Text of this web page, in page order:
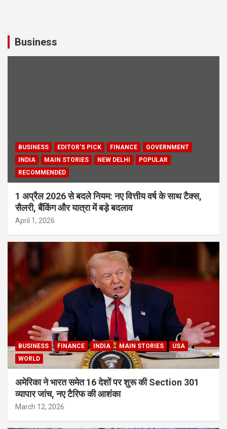
Business
BUSINESS EDITOR'S PICK FINANCE
GOVERNMENT
INDIA
MAIN STORIES NEW DELHI
POPULAR
RECOMMENDED
1 अप्रैल 2026 से बदले नियम: नए वित्तीय वर्ष के साथ टैक्स,
सैलरी, बैंकिंग और यात्रा में बड़े बदलाव
April 1, 2026
BUSINESS FINANCE INDIA MAIN STORIES
USA
WORLD
अमेरिका ने भारत समेत 16 देशों पर शुरू की Section 301
व्यापार जांच, नए टैरिफ की आशंका
March 12, 2026